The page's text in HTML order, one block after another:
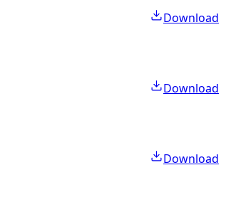
Download
Download
Download